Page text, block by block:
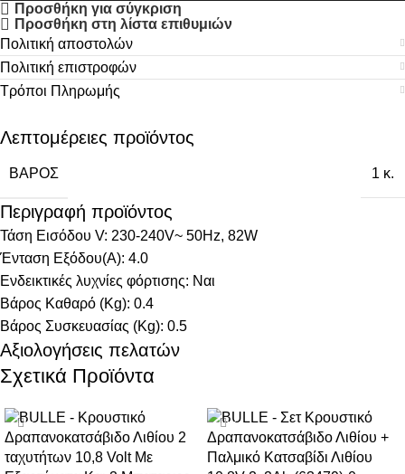
Προσθήκη για σύγκριση
Προσθήκη στη λίστα επιθυμιών
Πολιτική αποστολών
Πολιτική επιστροφών
Τρόποι Πληρωμής
Λεπτομέρειες προϊόντος
ΒΆΡΟΣ 1 κ.
Περιγραφή προϊόντος
Τάση Εισόδου V: 230-240V~ 50Hz, 82W
Ένταση Εξόδου(A): 4.0
Ενδεικτικές λυχνίες φόρτισης: Ναι
Βάρος Καθαρό (Kg): 0.4
Βάρος Συσκευασίας (Kg): 0.5
Αξιολογήσεις πελατών
Σχετικά Προϊόντα
-34% -38%